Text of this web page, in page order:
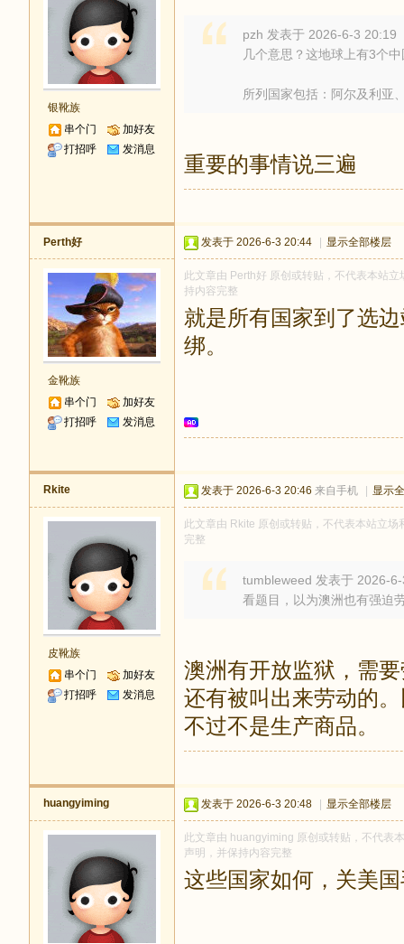
银靴族
串个门
加好友
打招呼
发消息
pzh 发表于 2026-6-3 20:19
几个意思？这地球上有3个
所列国家包括：阿尔及利亚
重要的事情说三遍
Perth好
金靴族
串个门
加好友
打招呼
发消息
发表于 2026-6-3 20:44 显示全部楼层
此文章由 Perth好 原创或转贴，不代表本站
持内容完整
就是所有国家到了选
绑。
Rkite
皮靴族
串个门
加好友
打招呼
发消息
发表于 2026-6-3 20:46 来自手机 显示
此文章由 Rkite 原创或转贴，不代表本站立
完整
tumbleweed 发表于 2026-
看题目，以为澳洲也有强迫
澳洲有开放监狱，需
还有被叫出来劳动的
不过不是生产商品。
huangyiming 发表于 2026-6-3 20:48 显示全部楼层
此文章由 huangyiming 原创或转贴，不代表
声明，并保持内容完整
这些国家如何，关美